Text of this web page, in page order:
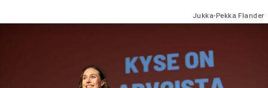
Jukka-Pekka Flander